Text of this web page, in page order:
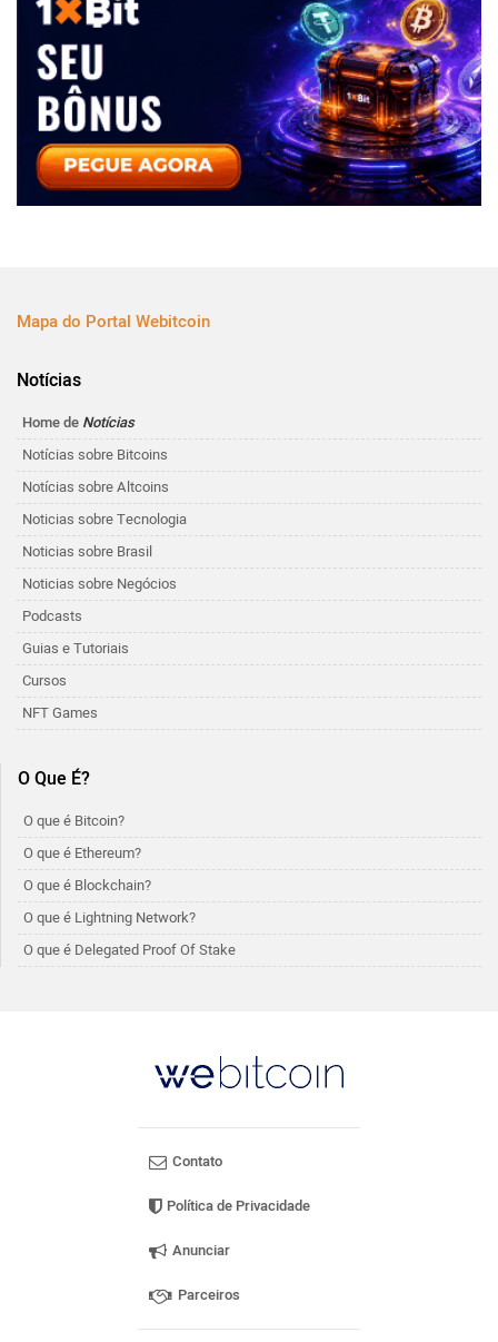
Mapa do Portal Webitcoin
Notícias
Home de Notícias
Notícias sobre Bitcoins
Notícias sobre Altcoins
Noticias sobre Tecnologia
Noticias sobre Brasil
Noticias sobre Negócios
Podcasts
Guias e Tutoriais
Cursos
NFT Games
O Que É?
O que é Bitcoin?
O que é Ethereum?
O que é Blockchain?
O que é Lightning Network?
O que é Delegated Proof Of Stake
Contato
Política de Privacidade
Anunciar
Parceiros